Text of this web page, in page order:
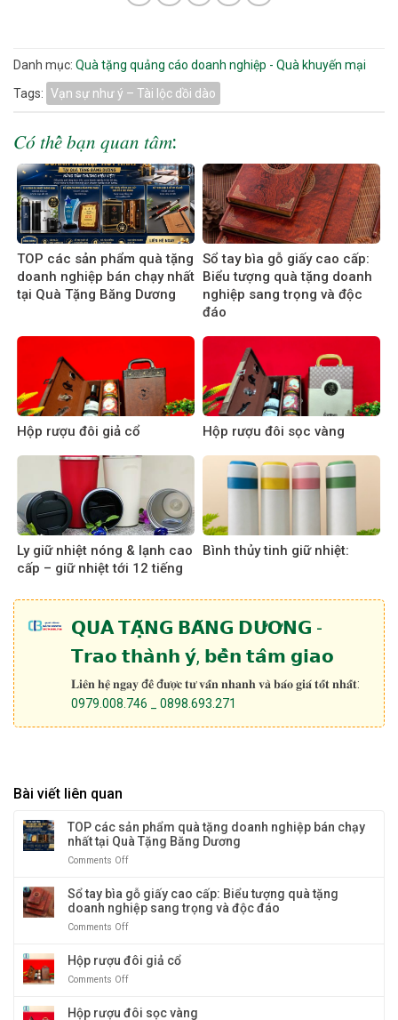
Danh mục: Quà tặng quảng cáo doanh nghiệp - Quà khuyến mại
Tags: Vạn sự như ý – Tài lộc dồi dào
𝐶𝑜́ 𝑡ℎ𝑒̂̉ 𝑏𝑎̣𝑛 𝑞𝑢𝑎𝑛 𝑡𝑎̂𝑚:
TOP các sản phẩm quà tặng
doanh nghiệp bán chạy nhất
tại Quà Tặng Băng Dương
Sổ tay bìa gỗ giấy cao cấp:
Biểu tượng quà tặng doanh
nghiệp sang trọng và độc
đáo
Hộp rượu đôi giả cổ Hộp rượu đôi sọc vàng
Ly giữ nhiệt nóng & lạnh cao
cấp – giữ nhiệt tới 12 tiếng
Bình thủy tinh giữ nhiệt:
𝗤𝗨𝗔̀ 𝗧𝗔̣̆𝗡𝗚 𝗕𝗔̆𝗡𝗚 𝗗𝗨̛𝗢̛𝗡𝗚 -
𝗧𝗿𝗮𝗼 𝘁𝗵𝗮̀𝗻𝗵 𝘆́, 𝗯𝗲̂̀𝗻 𝘁𝗮̂𝗺 𝗴𝗶𝗮𝗼
𝐋𝐢𝐞̂𝐧 𝐡𝐞̣̂ 𝐧𝐠𝐚𝐲 đ𝐞̂̉ đ𝐮̛𝐨̛̣𝐜 𝐭𝐮̛ 𝐯𝐚̂́𝐧 𝐧𝐡𝐚𝐧𝐡 𝐯𝐚̀ 𝐛𝐚́𝐨 𝐠𝐢𝐚́ 𝐭𝐨̂́𝐭 𝐧𝐡𝐚̂́𝐭:
0979.008.746 _ 0898.693.271
Bài viết liên quan
TOP các sản phẩm quà tặng doanh nghiệp bán chạy
nhất tại Quà Tặng Băng Dương
Comments Off
các
sản
phẩm
doanh
nhất
Sổ tay bìa gỗ giấy cao cấp: Biểu tượng quà tặng
doanh nghiệp sang trọng và độc đáo
Comments Off
tay
cao
Hộp rượu đôi giả cổ
Comments Off
rượu
Hộp rượu đôi sọc vàng